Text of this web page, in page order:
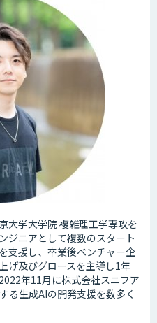
大学大学院 複雑理工学専攻を
ジニアとして複数のスタート
支援し、卒業後ベンチャー企
げ及びグロースを主導し1年
年11月に株式会社スニフア
る生成AIの開発支援を数多く